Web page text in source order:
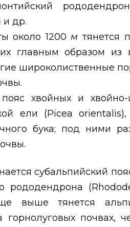
и др.
около 1200 мтянется
главным образом из
широколиственные
хвойных и хвойно-
ели (Picea orientalis),
бука; под ними
субальпийский
рододендрона (
выше тянется
горнолуговых почвах,